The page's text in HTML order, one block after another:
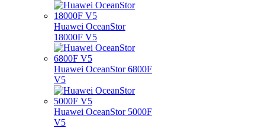
Huawei OceanStor
18000F V5
Huawei OceanStor 6800F
V5
Huawei OceanStor 5000F
V5